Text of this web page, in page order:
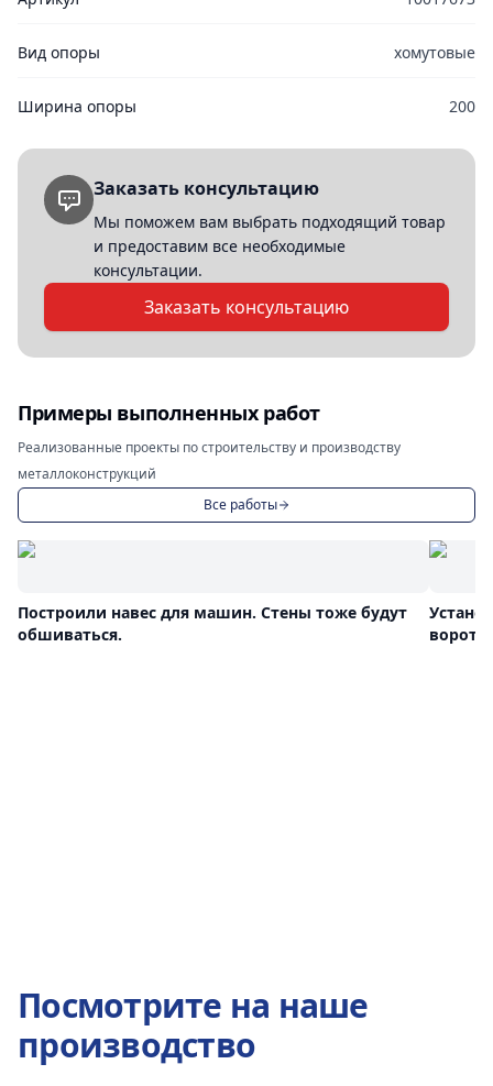
Вид опоры хомутовые
Ширина опоры 200
Заказать консультацию
Мы поможем вам выбрать подходящий товар
и предоставим все необходимые
консультации.
Заказать консультацию
Примеры выполненных работ
Реализованные проекты по строительству и производству
металлоконструкций
Все работы
Построили навес для машин. Стены тоже будут
обшиваться.
ворота
Посмотрите на наше
производство